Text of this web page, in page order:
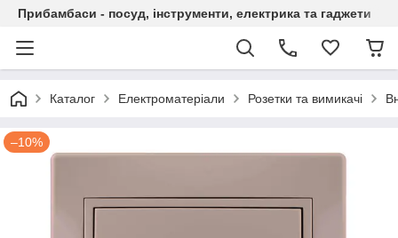
Прибамбаси - посуд, інструменти, електрика та гаджети
Каталог Електроматеріали Розетки та вимикачі
–10%